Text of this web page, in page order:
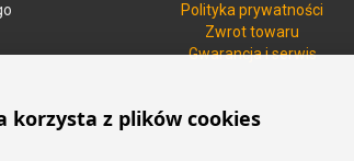
Polityka prywatności
Zwrot towaru
Gwarancja i serwis
korzysta z plików cookies